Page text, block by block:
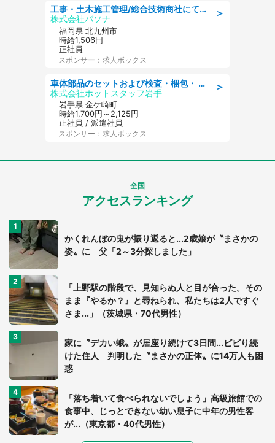
＞
工事・土木施工管理/総合技術商社にて施工管理のお仕事/即日勤務可/車通勤可/工事・土木施工管理/生産・品質管理
株式会社パソナ
福岡県 北九州市
時給1,506円
正社員
スポンサー：求人ボックス
＞
車体部品のセットおよび検査・梱包・ 月収32万可!自動車部品の組付け・検査 家賃補助あり 長期安定/日払いOK
株式会社ホットスタッフ岩手
岩手県 金ケ崎町
時給1,700円～2,125円
正社員 / 派遣社員
スポンサー：求人ボックス
全国
アクセスランキング
かくれんぼの鬼が振り返ると...2歳娘が〝まさかの
姿〟に 父「2～3分探しました」
「上野駅の階段で、見知らぬ人と目が合った。その
まま『やるか？』と尋ねられ、私たちは2人ですぐ
さま...」（茨城県・70代男性）
家に〝デカい蛾〟が居座り続けて3日間...ビビり続
けた住人 判明した〝まさかの正体〟に14万人も困
惑
「落ち着いて食べられないでしょう」高級旅館での
食事中、じっとできない幼い息子に中年の男性客
が...（東京都・40代男性）